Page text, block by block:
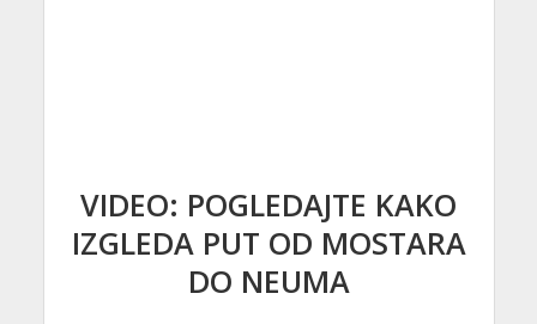
VIDEO: POGLEDAJTE KAKO
IZGLEDA PUT OD MOSTARA
DO NEUMA